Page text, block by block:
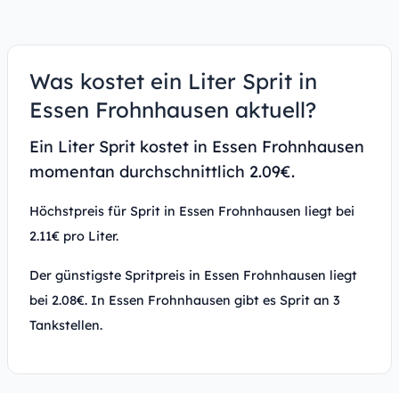
Was kostet ein Liter Sprit in
Essen Frohnhausen aktuell?
Ein Liter Sprit kostet in Essen Frohnhausen
momentan durchschnittlich 2.09€.
Höchstpreis für Sprit in Essen Frohnhausen liegt bei
2.11€ pro Liter.
Der günstigste Spritpreis in Essen Frohnhausen liegt
bei 2.08€. In Essen Frohnhausen gibt es Sprit an 3
Tankstellen.